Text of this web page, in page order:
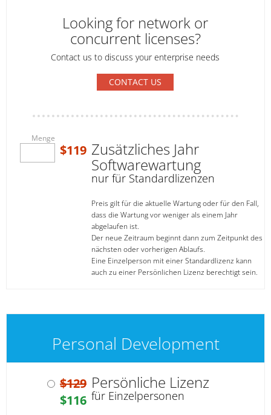
Looking for network or
concurrent licenses?
Contact us to discuss your enterprise needs
CONTACT US
Menge
$119 Zusätzliches Jahr
Softwarewartung
nur für Standardlizenzen
Preis gilt für die aktuelle Wartung oder für den Fall,
dass die Wartung vor weniger als einem Jahr
abgelaufen ist.
Der neue Zeitraum beginnt dann zum Zeitpunkt des
nächsten oder vorherigen Ablaufs.
Eine Einzelperson mit einer Standardlizenz kann
auch zu einer Persönlichen Lizenz berechtigt sein.
Personal Development
$129
$116
Persönliche Lizenz
für Einzelpersonen